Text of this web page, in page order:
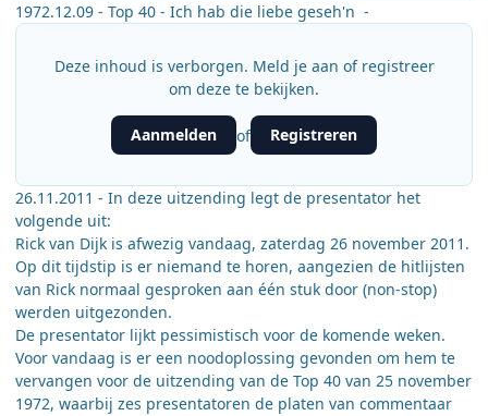
1972.12.09 - Top 40 - Ich hab die liebe geseh'n -
Deze inhoud is verborgen. Meld je aan of registreer
om deze te bekijken.
Aanmelden of Registreren
26.11.2011 - In deze uitzending legt de presentator het
volgende uit:
Rick van Dijk is afwezig vandaag, zaterdag 26 november 2011.
Op dit tijdstip is er niemand te horen, aangezien de hitlijsten
van Rick normaal gesproken aan één stuk door (non-stop)
werden uitgezonden.
De presentator lijkt pessimistisch voor de komende weken.
Voor vandaag is er een noodoplossing gevonden om hem te
vervangen voor de uitzending van de Top 40 van 25 november
1972, waarbij zes presentatoren de platen van commentaar